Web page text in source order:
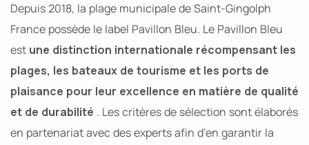
Depuis 2018, la plage municipale de Saint-Gingolph
France possède le label Pavillon Bleu. Le Pavillon Bleu
est une distinction internationale récompensant les
plages, les bateaux de tourisme et les ports de
plaisance pour leur excellence en matière de qualité
et de durabilité . Les critères de sélection sont élaborés
en partenariat avec des experts afin d’en garantir la